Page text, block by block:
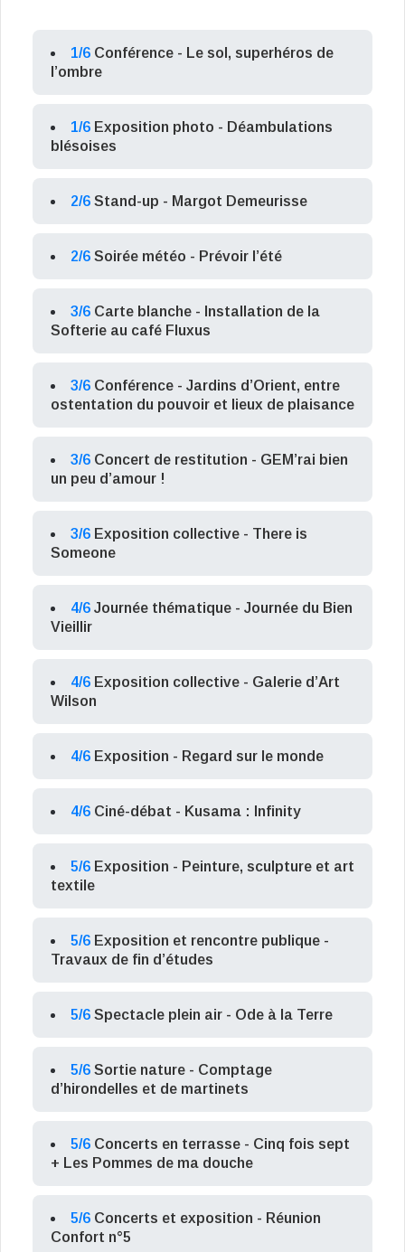
1/6 Conférence - Le sol, superhéros de
l’ombre
1/6 Exposition photo - Déambulations
blésoises
2/6 Stand-up - Margot Demeurisse
2/6 Soirée météo - Prévoir l’été
3/6 Carte blanche - Installation de la
Softerie au café Fluxus
3/6 Conférence - Jardins d’Orient, entre
ostentation du pouvoir et lieux de plaisance
3/6 Concert de restitution - GEM’rai bien
un peu d’amour !
3/6 Exposition collective - There is
Someone
4/6 Journée thématique - Journée du Bien
Vieillir
4/6 Exposition collective - Galerie d’Art
Wilson
4/6 Exposition - Regard sur le monde
4/6 Ciné-débat - Kusama : Infinity
5/6 Exposition - Peinture, sculpture et art
textile
5/6 Exposition et rencontre publique -
Travaux de fin d’études
5/6 Spectacle plein air - Ode à la Terre
5/6 Sortie nature - Comptage
d’hirondelles et de martinets
5/6 Concerts en terrasse - Cinq fois sept
+ Les Pommes de ma douche
5/6 Concerts et exposition - Réunion
Confort n°5